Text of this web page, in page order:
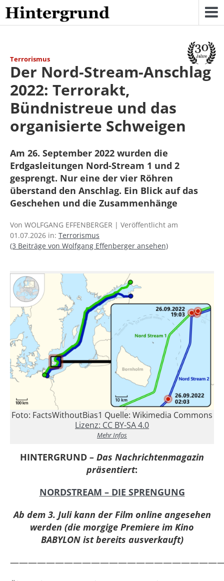
Skip
to
content
Terrorismus
Der Nord-Stream-Anschlag
2022: Terrorakt,
Bündnistreue und das
organisierte Schweigen
Am 26. September 2022 wurden die
Erdgasleitungen Nord-Stream 1 und 2
gesprengt. Nur eine der vier Röhren
überstand den Anschlag. Ein Blick auf das
Geschehen und die Zusammenhänge
Von WOLFGANG EFFENBERGER | Veröffentlicht am
01.07.2026 in: Terrorismus
(3 Beiträge von Wolfgang Effenberger ansehen)
Foto: FactsWithoutBias1 Quelle: Wikimedia Commons
Lizenz: CC BY-SA 4.0
Mehr Infos
HINTERGRUND – Das Nachrichtenmagazin
präsentiert:
NORDSTREAM – DIE SPRENGUNG
Ab dem 3. Juli kann der Film online angesehen
werden (die morgige Premiere im Kino
BABYLON ist bereits ausverkauft)